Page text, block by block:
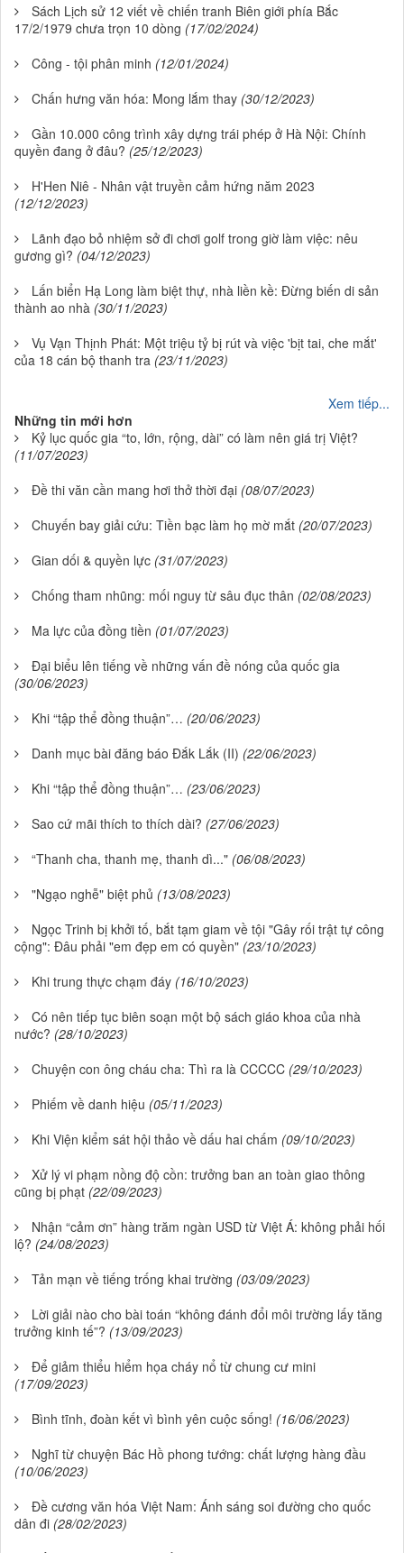
Sách Lịch sử 12 viết về chiến tranh Biên giới phía Bắc
17/2/1979 chưa trọn 10 dòng (17/02/2024)
Công - tội phân minh (12/01/2024)
Chấn hưng văn hóa: Mong lắm thay (30/12/2023)
Gần 10.000 công trình xây dựng trái phép ở Hà Nội: Chính
quyền đang ở đâu? (25/12/2023)
H'Hen Niê - Nhân vật truyền cảm hứng năm 2023
(12/12/2023)
Lãnh đạo bỏ nhiệm sở đi chơi golf trong giờ làm việc: nêu
gương gì? (04/12/2023)
Lấn biển Hạ Long làm biệt thự, nhà liền kề: Đừng biến di sản
thành ao nhà (30/11/2023)
Vụ Vạn Thịnh Phát: Một triệu tỷ bị rút và việc 'bịt tai, che mắt'
của 18 cán bộ thanh tra (23/11/2023)
Xem tiếp...
Những tin mới hơn
Kỷ lục quốc gia “to, lớn, rộng, dài” có làm nên giá trị Việt?
(11/07/2023)
Đề thi văn cần mang hơi thở thời đại (08/07/2023)
Chuyến bay giải cứu: Tiền bạc làm họ mờ mắt (20/07/2023)
Gian dối & quyền lực (31/07/2023)
Chống tham nhũng: mối nguy từ sâu đục thân (02/08/2023)
Ma lực của đồng tiền (01/07/2023)
Đại biểu lên tiếng về những vấn đề nóng của quốc gia
(30/06/2023)
Khi “tập thể đồng thuận”… (20/06/2023)
Danh mục bài đăng báo Đắk Lắk (II) (22/06/2023)
Khi “tập thể đồng thuận”… (23/06/2023)
Sao cứ mãi thích to thích dài? (27/06/2023)
“Thanh cha, thanh mẹ, thanh dì..." (06/08/2023)
"Ngạo nghễ" biệt phủ (13/08/2023)
Ngọc Trinh bị khởi tố, bắt tạm giam về tội "Gây rối trật tự công
cộng": Đâu phải "em đẹp em có quyền" (23/10/2023)
Khi trung thực chạm đáy (16/10/2023)
Có nên tiếp tục biên soạn một bộ sách giáo khoa của nhà
nước? (28/10/2023)
Chuyện con ông cháu cha: Thì ra là CCCCC (29/10/2023)
Phiếm về danh hiệu (05/11/2023)
Khi Viện kiểm sát hội thảo về dấu hai chấm (09/10/2023)
Xử lý vi phạm nồng độ cồn: trưởng ban an toàn giao thông
cũng bị phạt (22/09/2023)
Nhận “cảm ơn” hàng trăm ngàn USD từ Việt Á: không phải hối
lộ? (24/08/2023)
Tản mạn về tiếng trống khai trường (03/09/2023)
Lời giải nào cho bài toán “không đánh đổi môi trường lấy tăng
trưởng kinh tế”? (13/09/2023)
Để giảm thiểu hiểm họa cháy nổ từ chung cư mini
(17/09/2023)
Bình tĩnh, đoàn kết vì bình yên cuộc sống! (16/06/2023)
Nghĩ từ chuyện Bác Hồ phong tướng: chất lượng hàng đầu
(10/06/2023)
Đề cương văn hóa Việt Nam: Ánh sáng soi đường cho quốc
dân đi (28/02/2023)